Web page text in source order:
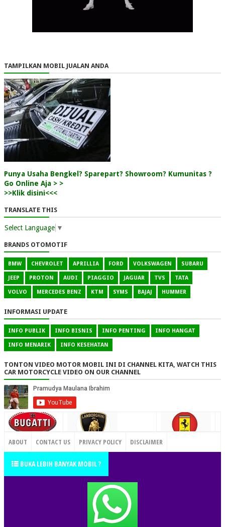
TAMPILKAN MOBIL JUALAN ANDA
Punya Usaha Bengkel? Sparepart? Showroom? Kumunitas ?
Go Online Aja > >
>>Klik disini<<<
TRANSLATE THIS
Select Language ▼
BRANDS OTOMOTIF
BMW CHEVROLET APRILLIA FORD VOLKSWAGEN SUBARU
JEEP PROTON AUDI PIAGGIO JAGUAR TVS TATA
VOLVO MERCEDES BENZ KTM SYMS BAJAJ HUMMER
INFORMASI UPDATE
INFO PUBLIK INFO BISNIS INFO PENTING INFO HANGAT
INFO MENARIK INFO KESEHATAN
TONTON VIDEO MOTOR MOBIL INI DI CHANNEL KITA, WATCH THIS
CAR MOTORCYCLE VIDEO ON OUR CHANNEL
CONTACT US
ABOUT CONTACT US PRIVACY POLICY DISCLAIMER
TERMS OF SERVICE SITEMAP
BUKA LEBIH BANYAK MOBIL ?